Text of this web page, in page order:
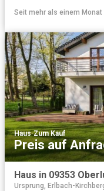
Seit mehr als einem Monat
Haus·Zum Kauf
Preis auf
Haus in 09353
Ursprung, Erlbach-